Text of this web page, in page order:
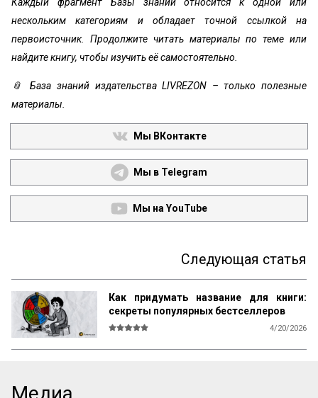
нескольким категориям и обладает точной ссылкой на
первоисточник. Продолжите читать материалы по теме или
найдите книгу, чтобы изучить её самостоятельно.
📎 База знаний издательства LIVREZON – только полезные
материалы.
Мы ВКонтакте
Мы в Telegram
Мы на YouTube
Следующая статья
Как придумать название для книги:
секреты популярных бестселлеров
4/20/2026